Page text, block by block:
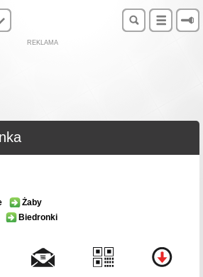
REKLAMA
Żaby
Biedronki